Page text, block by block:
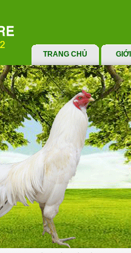
TRANG CHỦ